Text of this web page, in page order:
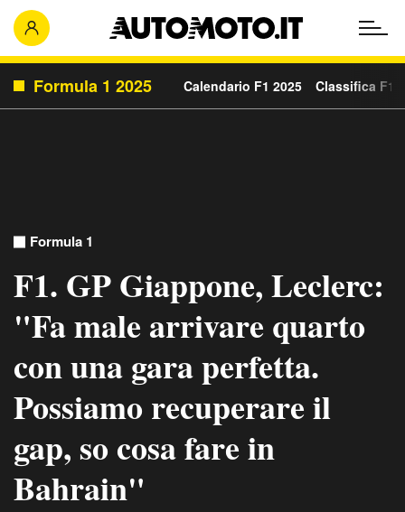
Formula 1 2025 Calendario F1 2025 Classifica F1
Formula 1
F1. GP Giappone, Leclerc:
"Fa male arrivare quarto
con una gara perfetta.
Possiamo recuperare il
gap, so cosa fare in
Bahrain"